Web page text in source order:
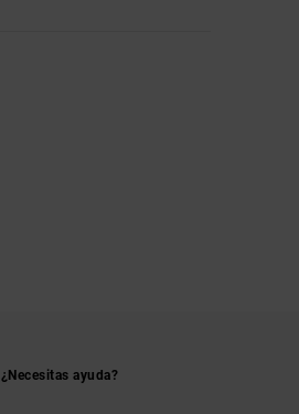
¿Necesitas ayuda?